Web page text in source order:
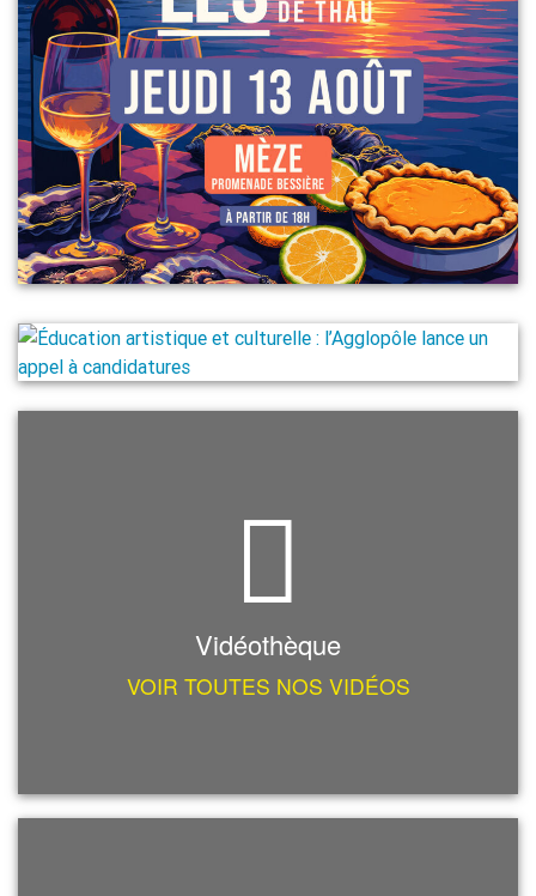
Vidéothèque
VOIR TOUTES NOS VIDÉOS